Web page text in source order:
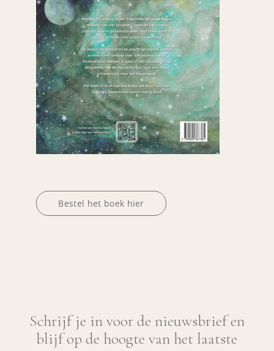
Bestel het boek hier
Schrijf je in voor de nieuwsbrief en
blijf op de hoogte van het laatste